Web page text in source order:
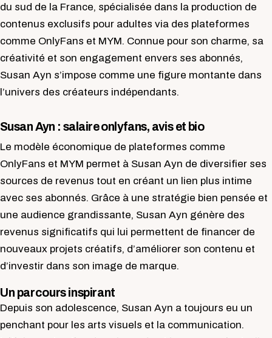
du sud de la France, spécialisée dans la production de
contenus exclusifs pour adultes via des plateformes
comme OnlyFans et MYM. Connue pour son charme, sa
créativité et son engagement envers ses abonnés,
Susan Ayn s’impose comme une figure montante dans
l’univers des créateurs indépendants.
Susan Ayn : salaire onlyfans, avis et bio
Le modèle économique de plateformes comme
OnlyFans et MYM permet à Susan Ayn de diversifier ses
sources de revenus tout en créant un lien plus intime
avec ses abonnés. Grâce à une stratégie bien pensée et
une audience grandissante, Susan Ayn génère des
revenus significatifs qui lui permettent de financer de
nouveaux projets créatifs, d’améliorer son contenu et
d’investir dans son image de marque.
Un parcours inspirant
Depuis son adolescence, Susan Ayn a toujours eu un
penchant pour les arts visuels et la communication.